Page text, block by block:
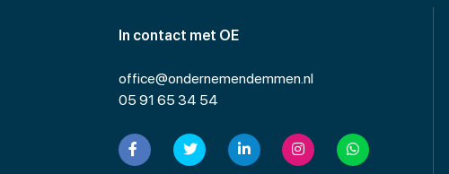
In contact met OE
office@ondernemendemmen.nl
05 91 65 34 54